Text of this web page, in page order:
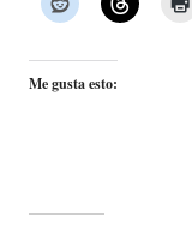
Me gusta esto: